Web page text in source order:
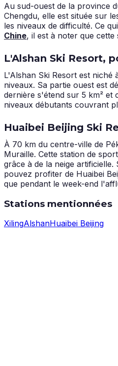
Au sud-ouest de la province
Chengdu, elle est située sur
les niveaux de difficulté. Ce
Chine, il est à noter que
L'Alshan Ski Resort,
L'Alshan Ski Resort est
niveaux. Sa partie ouest est
dernière s'étend sur 5 km² et
niveaux débutants couvrant
Huaibei Beijing Ski
À 70 km du centre-ville de
Muraille. Cette station de
grâce à de la neige
pouvez profiter de Huaibei
que pendant le week-end
Stations mentionnées
XilingAlshanHuaibei Beijing